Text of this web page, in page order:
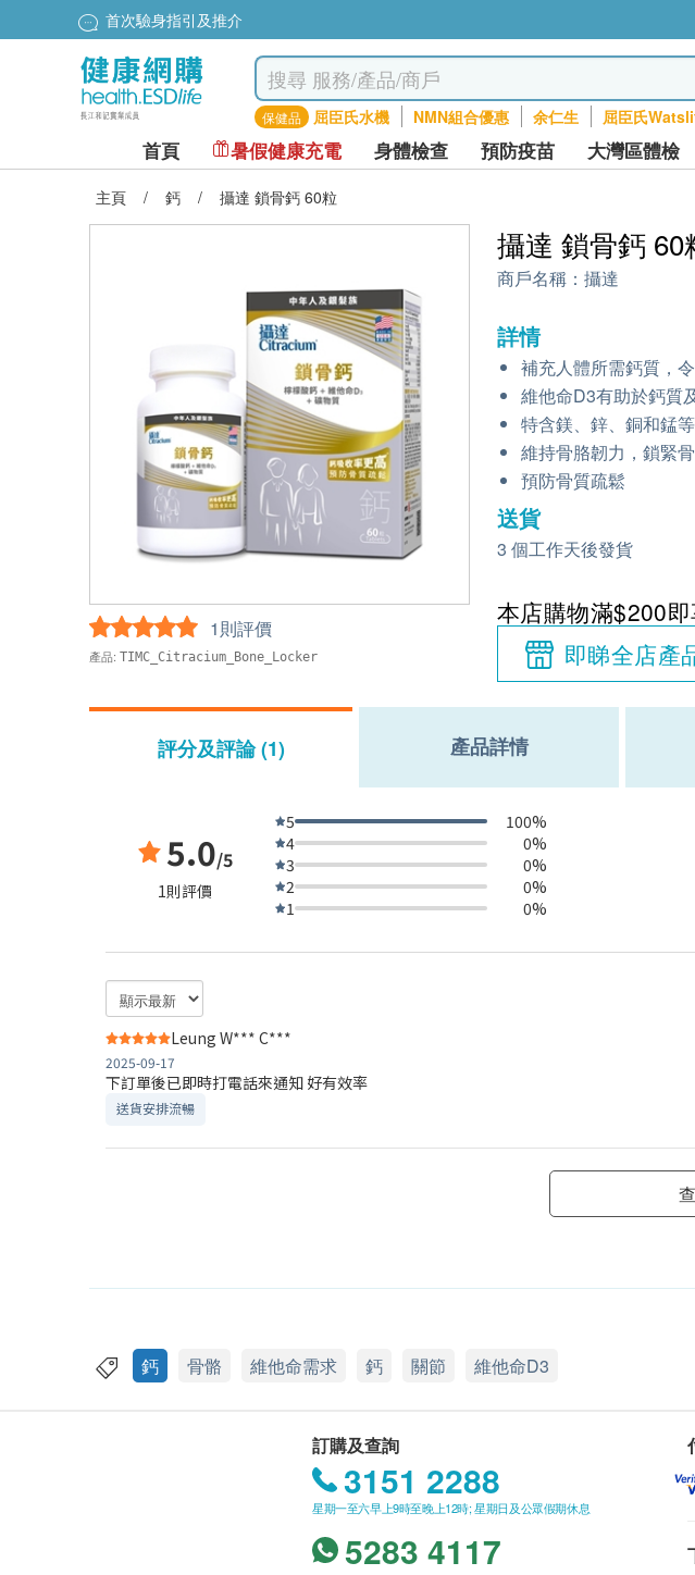
首次驗身指引及推介
保健品 屈臣氏水機 NMN組合優惠 余仁生 屈臣氏
首頁 暑假健康充電 身體檢查 預防疫苗 大灣區體檢
主頁 / 鈣 / 攝達 鎖骨鈣 60粒
1則評價
產品: TIMC_Citracium_Bone_Locker
攝達 鎖骨鈣 60
商戶名稱： 攝達
詳情
補充人體所需鈣質，
維他命D3有助於鈣質
特含鎂、鋅、銅和錳
維持骨胳韌力，鎖緊
預防骨質疏鬆
送貨
3 個工作天後發貨
本店購物滿$200
即睇全店產
評分及評論 (1) 產品詳情
5.0/5
1則評價
5
100%
4
0%
3
0%
2
0%
1
0%
Leung W*** C***
2025-09-17
下訂單後已即時打電話來通知 好有效率
送貨安排流暢
鈣 骨骼 維他命需求 鈣 關節 維他命D3
訂購及查詢
3151 2288
星期一至六早上9時至晚上12時; 星期日及公眾假期休息
5283 4117